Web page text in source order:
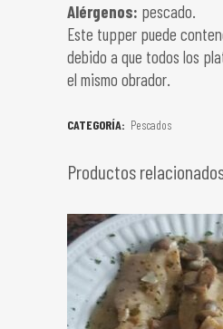
Alérgenos: pescado.
Este tupper puede
debido a que todos los
el mismo obrador.
CATEGORÍA: Pescados
Productos